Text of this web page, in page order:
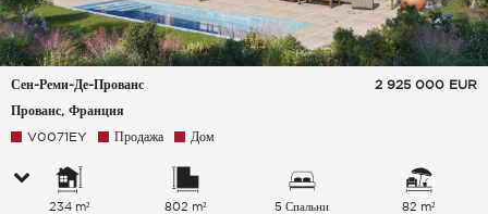
Сен-Реми-Де-Прованс
Прованс, Франция
2 925 000 EUR
V0071EY Продажа Дом
234 m² 802 m² 5 Спальни 82 m²